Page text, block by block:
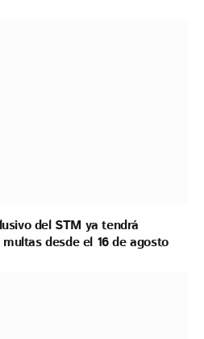
del STM ya tendrá
desde el 16 de agosto